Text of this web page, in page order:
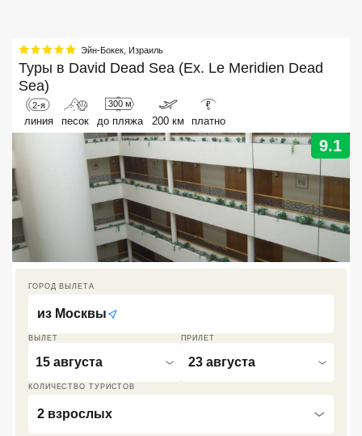
Эйн-Бокек, Израиль
Туры в David Dead Sea (Ex. Le Meridien Dead
Sea)
2-я
линия песок
300 м
до пляжа 200 км
₽
платно
9.1
ВЫЛЕТ
15 августа
ПРИЛЕТ
23 августа
КОЛИЧЕСТВО ТУРИСТОВ
2 взрослых
ГОРОД ВЫЛЕТА
из Москвы
Большой Сочи
Кав Мин Воды
Экскурсионные туры
VIP отели 5 звезд
ТОП 10 лучших отелей 5*
ТОП 10 недорогих отелей
Лучшие отели 4* звезды
звезды
Лучшие отели 3* звезды
звезды